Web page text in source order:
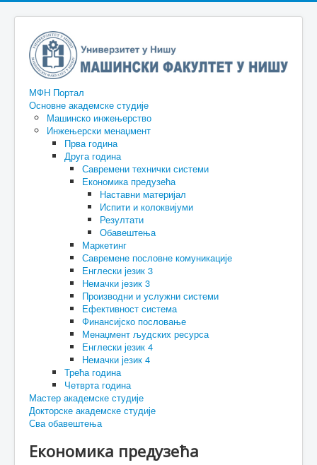
МФН Портал
Основне академске студије
Машинско инжењерство
Инжењерски менаџмент
Прва година
Друга година
Савремени технички системи
Економика предузећа
Наставни материјал
Испити и колоквијуми
Резултати
Обавештења
Маркетинг
Савремене пословне комуникације
Енглески језик 3
Немачки језик 3
Производни и услужни системи
Ефективност система
Финансијско пословање
Менаџмент људских ресурса
Енглески језик 4
Немачки језик 4
Трећа година
Четврта година
Мастер академске студије
Докторске академске студије
Сва обавештења
Економика предузећа